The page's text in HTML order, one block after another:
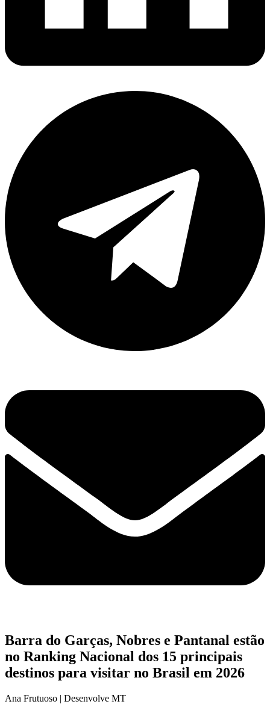
Barra do Garças, Nobres e Pantanal estão
no Ranking Nacional dos 15 principais
destinos para visitar no Brasil em 2026
Ana Frutuoso | Desenvolve MT